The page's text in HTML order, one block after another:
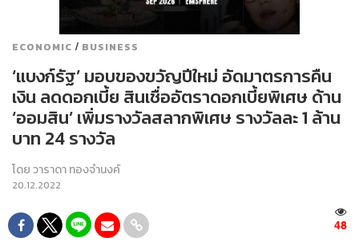
ECONOMIC / BUSINESS
‘แบงก์รัฐ’ มอบของขวัญปีใหม่ อัดมาตรการคืน
เงิน ลดดอกเบี้ย สินเชื่ออัตราดอกเบี้ยพิเศษ ด้าน
‘ออมสิน’ เพิ่มรางวัลสลากพิเศษ รางวัลละ 1 ล้าน
บาท 24 รางวัล
โดยวาราดา ทองจำนงค์
20.12.2022
48